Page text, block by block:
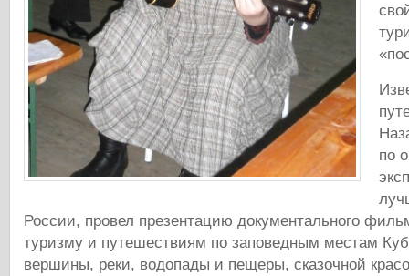
по
России, провел презентацию документального
туризму и путешествиям по заповедным местам
вершины, реки, водопады и пещеры, сказочной